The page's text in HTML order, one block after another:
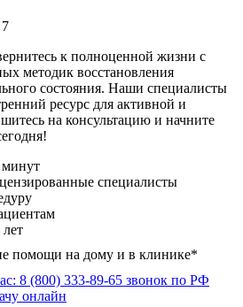
7
к полноценной жизни с
методик восстановления
состояния. Наши специалисты
ресурс для активной и
на консультацию и начните
минут
специалисты
помощи на дому и в клинике*
8 (800) 333-89-65 звонок по РФ
онлайн